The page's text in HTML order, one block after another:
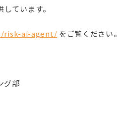
ています。
risk-ai-agent/ をご覧ください。
グ部